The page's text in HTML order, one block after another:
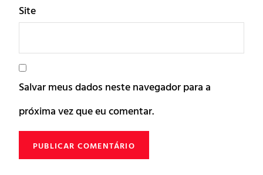
Site
Salvar meus dados neste navegador para a
próxima vez que eu comentar.